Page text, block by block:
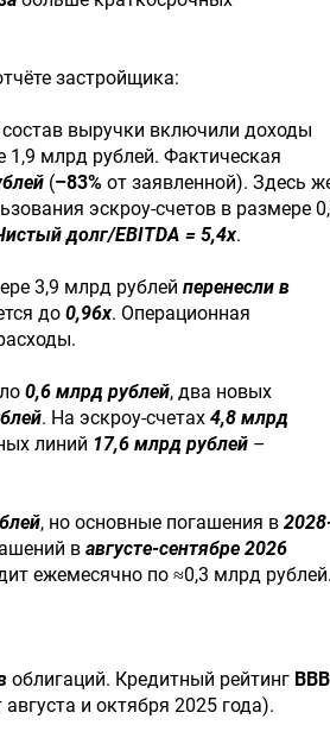
застройщика:
выручки включили доходы
1,9 млрд рублей. Фактическая
(–83% от заявленной). Здесь
эскроу-счетов в размере
долг/EBITDA = 5,4x.
3,9 млрд рублей перенесли в
до 0,96x. Операционная
0,6 млрд рублей, два новых
. На эскроу-счетах 4,8 млрд
линий 17,6 млрд рублей –
, но основные погашения в
в августе-сентябре 2026
ежемесячно по ≈0,3 млрд рублей.
облигаций. Кредитный рейтинг
и октября 2025 года).